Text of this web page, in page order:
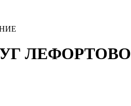
ЛЕФОРТОВО